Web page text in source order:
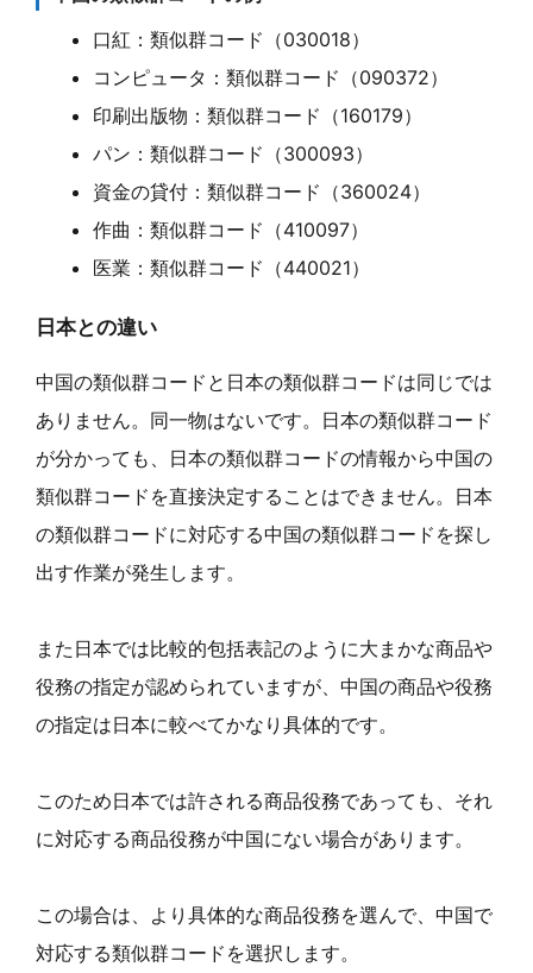
口紅：類似群コード（030018）
コンピュータ：類似群コード（090372）
印刷出版物：類似群コード（160179）
パン：類似群コード（300093）
資金の貸付：類似群コード（360024）
作曲：類似群コード（410097）
医業：類似群コード（440021）
日本との違い
中国の類似群コードと日本の類似群コードは同じでは
ありません。同一物はないです。日本の類似群コード
が分かっても、日本の類似群コードの情報から中国の
類似群コードを直接決定することはできません。日本
の類似群コードに対応する中国の類似群コードを探し
出す作業が発生します。
また日本では比較的包括表記のように大まかな商品や
役務の指定が認められていますが、中国の商品や役務
の指定は日本に較べてかなり具体的です。
このため日本では許される商品役務であっても、それ
に対応する商品役務が中国にない場合があります。
この場合は、より具体的な商品役務を選んで、中国で
対応する類似群コードを選択します。